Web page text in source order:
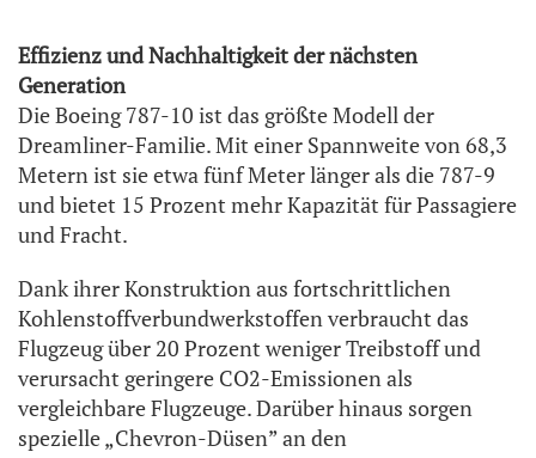
Effizienz und Nachhaltigkeit der nächsten
Generation
Die Boeing 787-10 ist das größte Modell der
Dreamliner-Familie. Mit einer Spannweite von 68,3
Metern ist sie etwa fünf Meter länger als die 787-9
und bietet 15 Prozent mehr Kapazität für Passagiere
und Fracht.
Dank ihrer Konstruktion aus fortschrittlichen
Kohlenstoffverbundwerkstoffen verbraucht das
Flugzeug über 20 Prozent weniger Treibstoff und
verursacht geringere CO2-Emissionen als
vergleichbare Flugzeuge. Darüber hinaus sorgen
spezielle „Chevron-Düsen” an den